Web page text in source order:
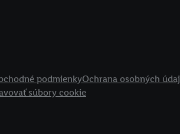
podmienkyOchrana osobných
súbory cookie